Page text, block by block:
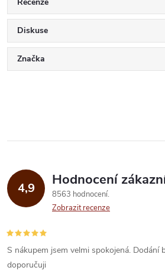
Diskuse
Značka
4,9 Hodnocení
8563 hodnocení
Zobrazit recenze
S nákupem jsem velmi spokojená. Dodání
doporučuji